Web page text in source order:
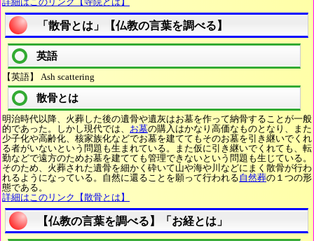
「散骨とは」【仏教の言葉を調べる】
英語
【英語】 Ash scattering
散骨とは
明治時代以降、火葬した後の遺骨や遺灰はお墓を作って納骨することが一般
的であった。しかし現代では、 お墓の購入はかなり高価なものとなり、また
少子化や高齢化、核家族化などでお墓を建ててもそのお墓を引き継いでくれ
る者がいないという問題も生まれている。また仮に引き継いでくれても、転
勤などで遠方のためお墓を建てても管理できないという問題も生じている。
そのため、火葬された遺骨を細かく砕いて山や海や川などにまく散骨が行わ
れるようになっている。自然に還ることを願って行われる自然葬の１つの形
態である。
詳細はこのリンク【散骨とは】
【仏教の言葉を調べる】「お経とは」